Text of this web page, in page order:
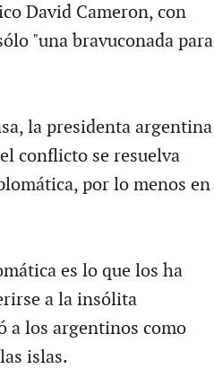
David Cameron, con
"una bravuconada para
la presidenta argentina
conflicto se resuelva
por lo menos en
es lo que los ha
a la insólita
a los argentinos como
islas.